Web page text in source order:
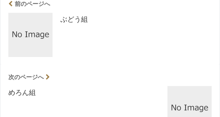
前のページへ
ぶどう組
次のページへ
めろん組